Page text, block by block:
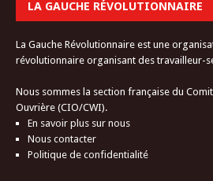
LA GAUCHE RÉVOLUTIONNAIRE
La Gauche Révolutionnaire est une
révolutionnaire organisant des travailleur-
Nous sommes la section française du
Ouvrière (CIO/CWI).
En savoir plus sur nous
Nous contacter
Politique de confidentialité